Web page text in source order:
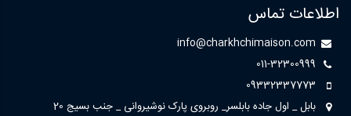
اطلاعات تماس
info@charkhchimaison.com
011-32300999
09332337773
بابل _ اول جاده بابلسر_ روبروی پارک نوشیروانی _ جنب بسیج 20